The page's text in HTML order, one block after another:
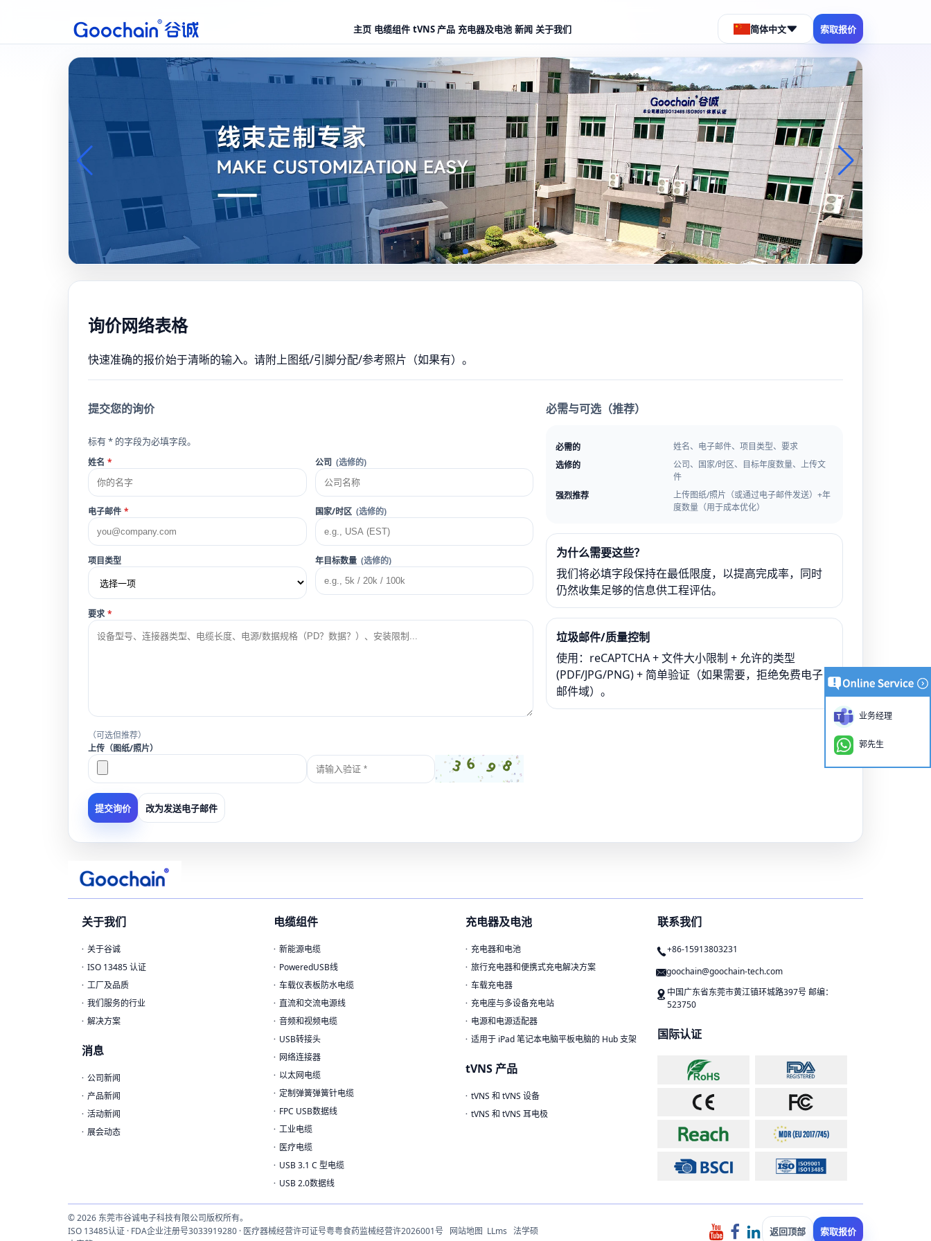
主页 电缆组件 tVNS 产品 充电器及电池 新闻 关于我们 简体中文 索取报价
询价网络表格
快速准确的报价始于清晰的输入。请附上图纸/引脚分配/参考照片（如果有）。
提交您的询价
标有 * 的字段为必填字段。
姓名 * 公司 (选修的)
电子邮件 * 国家/时区 (选修的)
项目类型 年目标数量 (选修的)
要求 *
（可选但推荐）
上传（图纸/照片）
提交询价 改为发送电子邮件
必需与可选（推荐）
必需的
姓名、电子邮件、项目类型、要求
选修的
公司、国家/时区、目标年度数量、上传文
件
强烈推荐
上传图纸/照片（或通过电子邮件发送）+年
度数量（用于成本优化）
为什么需要这些？
我们将必填字段保持在最低限度，以提高完成率，同时
仍然收集足够的信息供工程评估。
垃圾邮件/质量控制
使用：reCAPTCHA + 文件大小限制 + 允许的类型
(PDF/JPG/PNG) + 简单验证（如果需要，拒绝免费电子
邮件域）。
关于我们
关于谷诚
ISO 13485 认证
工厂及品质
我们服务的行业
解决方案
消息
公司新闻
产品新闻
活动新闻
展会动态
电缆组件
新能源电缆
PoweredUSB线
车载仪表板防水电缆
直流和交流电源线
音频和视频电缆
USB转接头
网络连接器
以太网电缆
定制弹簧弹簧针电缆
FPC USB数据线
工业电缆
医疗电缆
USB 3.1 C 型电缆
USB 2.0数据线
充电器及电池
充电器和电池
旅行充电器和便携式充电解决方案
车载充电器
充电座与多设备充电站
电源和电源适配器
适用于 iPad 笔记本电脑平板电脑的 Hub 支架
tVNS 产品
tVNS 和 tVNS 设备
tVNS 和 tVNS 耳电极
联系我们
+86-15913803231
goochain@goochain-tech.com
中国广东省东莞市黄江镇环城路397号 邮编：
523750
国际认证
© 2026 东莞市谷诚电子科技有限公司版权所有。
ISO 13485认证 · FDA企业注册号3033919280 · 医疗器械经营许可证号粤粤食药监械经营许2026001号 网站地图 LLms
法学硕
返回顶部 索取报价
业务经理
郭先生